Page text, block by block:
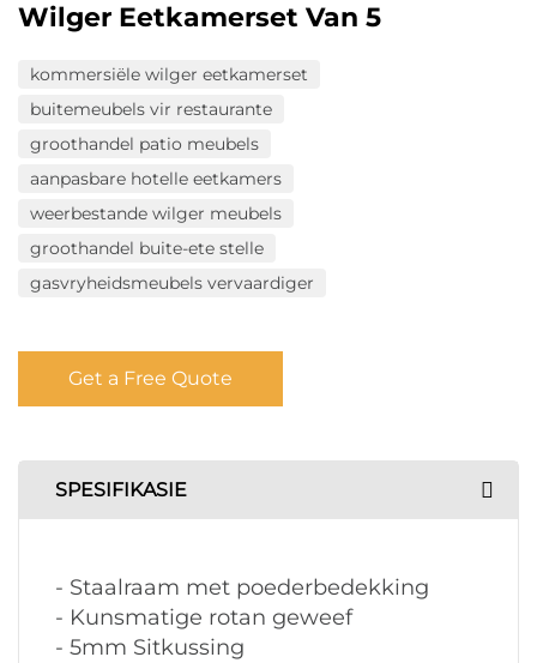
Wilger Eetkamerset Van 5
kommersiële wilger eetkamerset
buitemeubels vir restaurante
groothandel patio meubels
aanpasbare hotelle eetkamers
weerbestande wilger meubels
groothandel buite-ete stelle
gasvryheidsmeubels vervaardiger
Get a Free Quote
SPESIFIKASIE
- Staalraam met poederbedekking
- Kunsmatige rotan geweef
- 5mm Sitkussing